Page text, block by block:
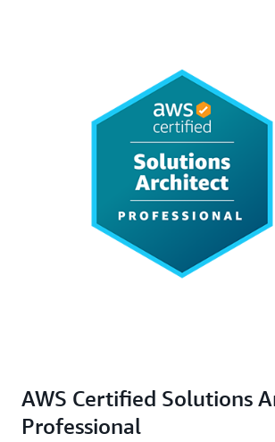
AWS Certified Solutions
Professional